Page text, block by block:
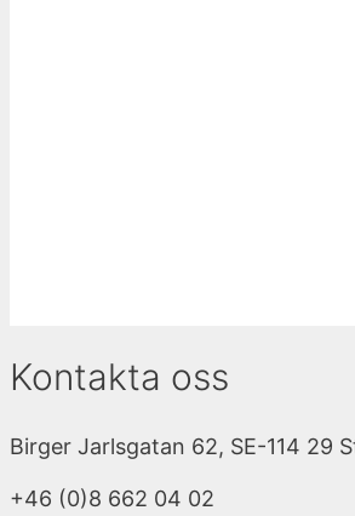
Kontakta oss
Birger Jarlsgatan 62, SE-114 29
+46 (0)8 662 04 02